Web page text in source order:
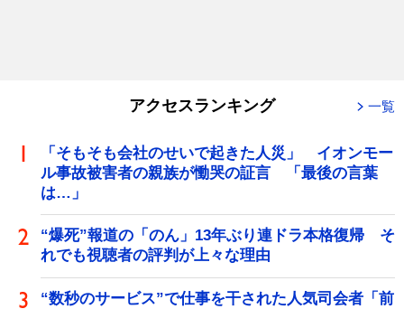
アクセスランキング 一覧
「そもそも会社のせいで起きた人災」 イオンモー
ル事故被害者の親族が慟哭の証言 「最後の言葉
は…」
“爆死”報道の「のん」13年ぶり連ドラ本格復帰 そ
れでも視聴者の評判が上々な理由
“数秒のサービス”で仕事を干された人気司会者「前